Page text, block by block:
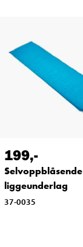
199,-
Selvoppblåsende
liggeunderlag
37-0035